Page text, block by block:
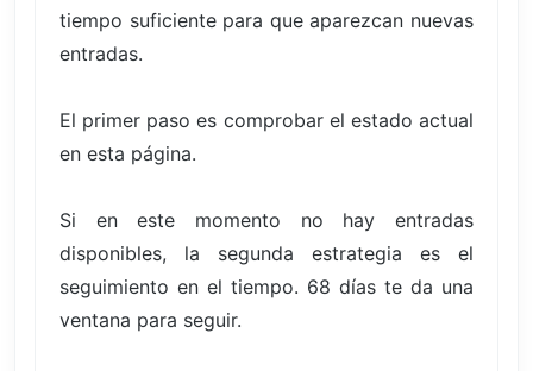
tiempo suficiente para que aparezcan nuevas
entradas.
El primer paso es comprobar el estado actual
en esta página.
Si en este momento no hay entradas
disponibles, la segunda estrategia es el
seguimiento en el tiempo. 68 días te da una
ventana para seguir.